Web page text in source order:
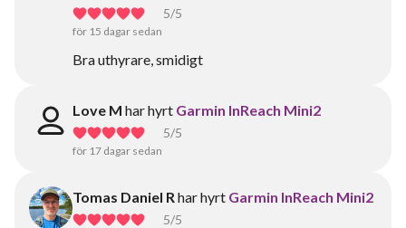
5/5
för 15 dagar sedan
Bra uthyrare, smidigt
Love M har hyrt Garmin InReach Mini2
5/5
för 17 dagar sedan
Tomas Daniel Rhar hyrt Garmin InReach Mini2
5/5